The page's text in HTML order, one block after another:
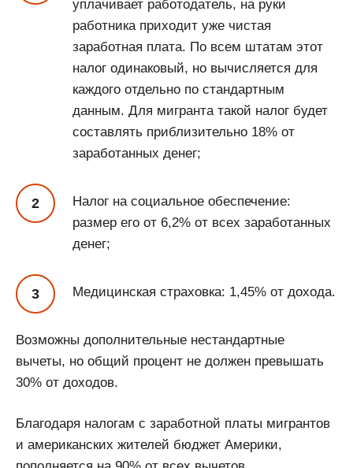
уплачивает работодатель, на руки
работника приходит уже чистая
заработная плата. По всем штатам этот
налог одинаковый, но вычисляется для
каждого отдельно по стандартным
данным. Для мигранта такой налог будет
составлять приблизительно 18% от
заработанных денег;
Налог на социальное обеспечение:
размер его от 6,2% от всех заработанных
денег;
Медицинская страховка: 1,45% от дохода.
Возможны дополнительные нестандартные
вычеты, но общий процент не должен превышать
30% от доходов.
Благодаря налогам с заработной платы мигрантов
и американских жителей бюджет Америки,